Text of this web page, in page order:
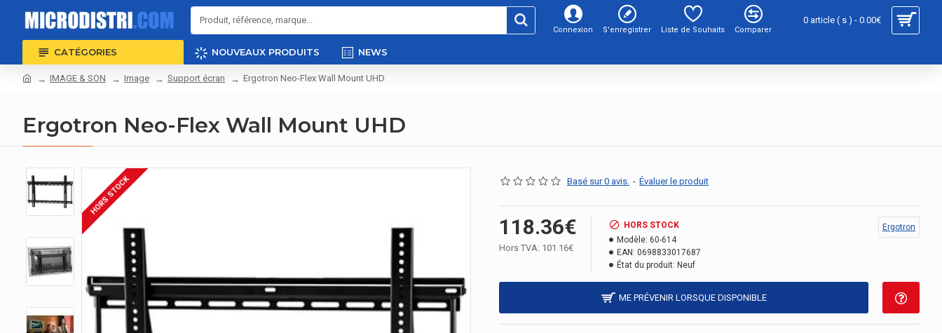
Connexion S'enregistrer Liste de Souhaits Comparer
0 article ( s ) - 0.00€
CATÉGORIES NOUVEAUX PRODUITS NEWS
IMAGE & SON Image Support écran Ergotron Neo-Flex Wall Mount UHD
Ergotron Neo-Flex Wall Mount UHD
HORS STOCK Basé sur 0 avis. - Évaluer le produit
118.36€
Hors TVA: 101.16€
HORS STOCK
Modèle: 60-614
EAN: 0698833017687
État du produit: Neuf
Ergotron
ME PRÉVENIR LORSQUE DISPONIBLE